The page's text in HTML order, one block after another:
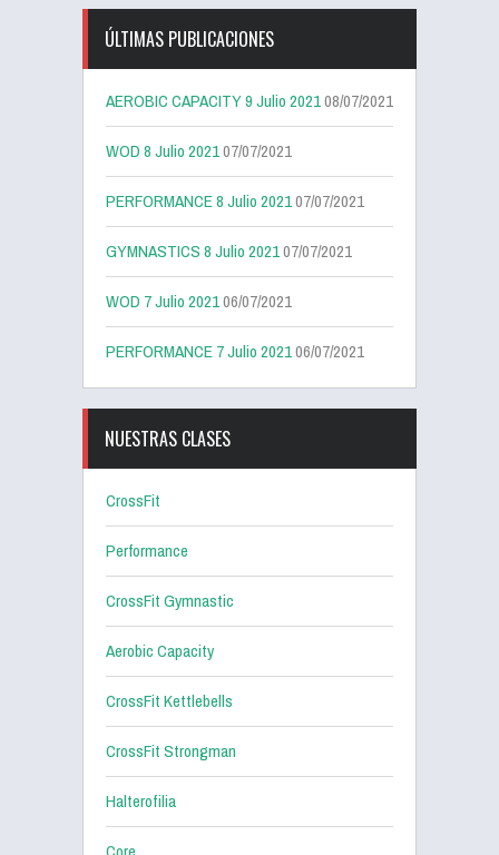
ÚLTIMAS PUBLICACIONES
AEROBIC CAPACITY 9 Julio 202108/07/2021
WOD 8 Julio 202107/07/2021
PERFORMANCE 8 Julio 202107/07/2021
GYMNASTICS 8 Julio 202107/07/2021
WOD 7 Julio 202106/07/2021
PERFORMANCE 7 Julio 202106/07/2021
NUESTRAS CLASES
CrossFit
Performance
CrossFit Gymnastic
Aerobic Capacity
CrossFit Kettlebells
CrossFit Strongman
Halterofilia